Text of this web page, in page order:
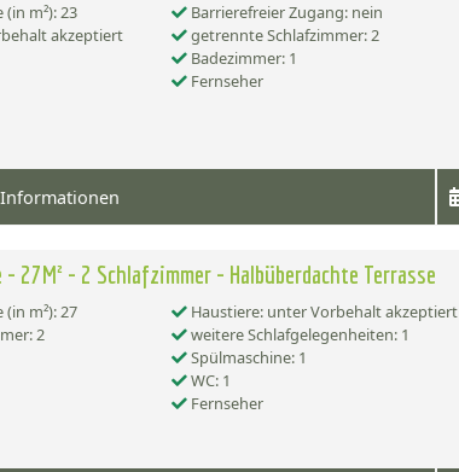
m²): 23
Barrierefreier Zugang: nein
akzeptiert
getrennte Schlafzimmer: 2
Badezimmer: 1
Fernseher
27M² - 2 Schlafzimmer - Halbüberdachte Terrasse
m²): 27
Haustiere: unter Vorbehalt akzeptiert
2
weitere Schlafgelegenheiten: 1
Spülmaschine: 1
WC: 1
Fernseher